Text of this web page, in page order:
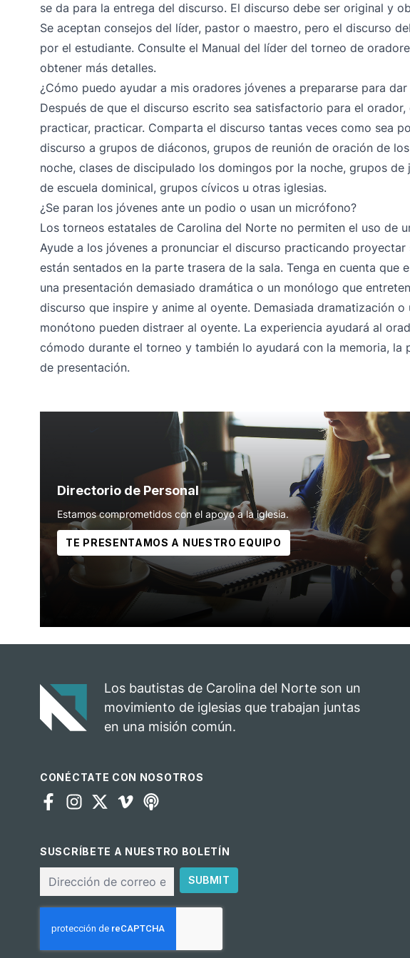
se da para la entrega del discurso. El discurso debe ser original y
Se aceptan consejos del líder, pastor o maestro, pero el discurso
por el estudiante. Consulte el Manual del líder del torneo de
obtener más detalles.
¿Cómo puedo ayudar a mis oradores jóvenes a prepararse para
Después de que el discurso escrito sea satisfactorio para el orador,
practicar, practicar. Comparta el discurso tantas veces como sea
discurso a grupos de diáconos, grupos de reunión de oración de
noche, clases de discipulado los domingos por la noche, grupos de
de escuela dominical, grupos cívicos u otras iglesias.
¿Se paran los jóvenes ante un podio o usan un micrófono?
Los torneos estatales de Carolina del Norte no permiten el uso de
Ayude a los jóvenes a pronunciar el discurso practicando proyectar
están sentados en la parte trasera de la sala. Tenga en cuenta que
una presentación demasiado dramática o un monólogo que
discurso que inspire y anime al oyente. Demasiada dramatización o
monótono pueden distraer al oyente. La experiencia ayudará al
cómodo durante el torneo y también lo ayudará con la memoria, la
de presentación.
Directorio de Personal
Estamos comprometidos con el apoyo a la iglesia.
TE PRESENTAMOS A NUESTRO EQUIPO
Los bautistas de Carolina del Norte son un
movimiento de iglesias que trabajan juntas
en una misión común.
CONÉCTATE CON NOSOTROS
SUSCRÍBETE A NUESTRO BOLETÍN
electrónico
SUBMIT